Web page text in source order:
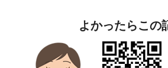
よかったらこの